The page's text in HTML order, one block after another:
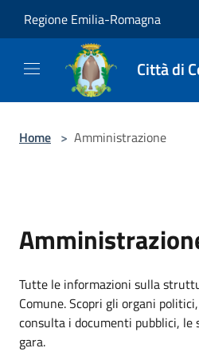
Regione Emilia-Romagna
Città di
Home > Amministrazione
Tutte le informazioni sulla
Comune. Scopri gli organi
consulta i documenti pubblici, le
gara.